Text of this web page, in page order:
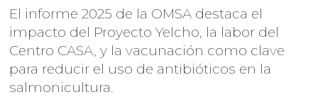
El informe 2025 de la OMSA destaca el
impacto del Proyecto Yelcho, la labor del
Centro CASA, y la vacunación como clave
para reducir el uso de antibióticos en la
salmonicultura.